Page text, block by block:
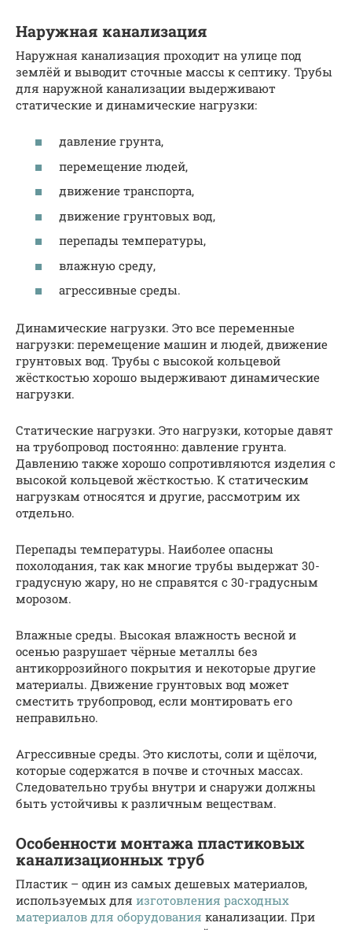
Наружная канализация
Наружная канализация проходит на улице под
землёй и выводит сточные массы к септику. Трубы
для наружной канализации выдерживают
статические и динамические нагрузки:
давление грунта,
перемещение людей,
движение транспорта,
движение грунтовых вод,
перепады температуры,
влажную среду,
агрессивные среды.
Динамические нагрузки. Это все переменные
нагрузки: перемещение машин и людей, движение
грунтовых вод. Трубы с высокой кольцевой
жёсткостью хорошо выдерживают динамические
нагрузки.
Статические нагрузки. Это нагрузки, которые давят
на трубопровод постоянно: давление грунта.
Давлению также хорошо сопротивляются изделия с
высокой кольцевой жёсткостью. К статическим
нагрузкам относятся и другие, рассмотрим их
отдельно.
Перепады температуры. Наиболее опасны
похолодания, так как многие трубы выдержат 30-
градусную жару, но не справятся с 30-градусным
морозом.
Влажные среды. Высокая влажность весной и
осенью разрушает чёрные металлы без
антикоррозийного покрытия и некоторые другие
материалы. Движение грунтовых вод может
сместить трубопровод, если монтировать его
неправильно.
Агрессивные среды. Это кислоты, соли и щёлочи,
которые содержатся в почве и сточных массах.
Следовательно трубы внутри и снаружи должны
быть устойчивы к различным веществам.
Особенности монтажа пластиковых
канализационных труб
Пластик – один из самых дешевых материалов,
используемых для изготовления расходных
материалов для оборудования канализации. При